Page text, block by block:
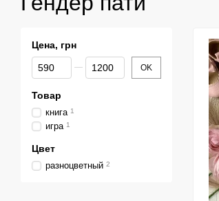
Цена, грн
От Цена, грн
До Цена, грн OK
Товар
книга 1
игра 1
Цвет
разноцветный 2